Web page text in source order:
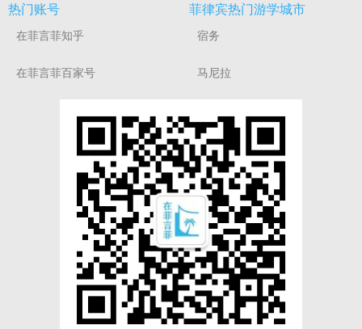
热门账号
在菲言菲知乎
在菲言菲百家号
菲律宾热门游学城市
宿务
马尼拉